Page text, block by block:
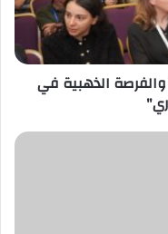
والفرصة الذهبية في